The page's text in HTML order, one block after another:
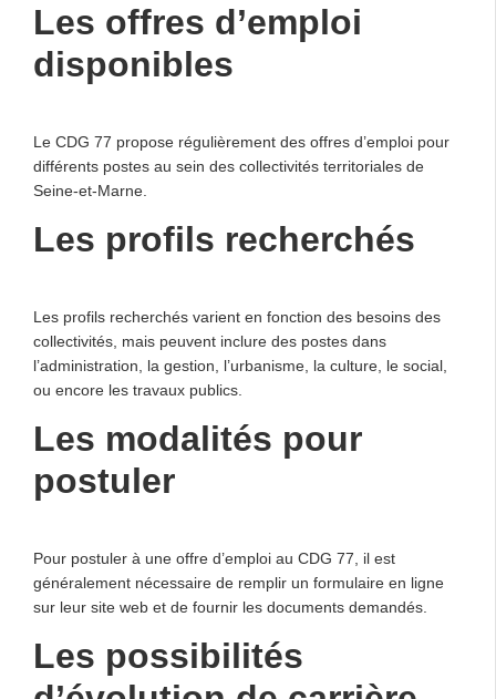
Les offres d’emploi
disponibles
Le CDG 77 propose régulièrement des offres d’emploi pour
différents postes au sein des collectivités territoriales de
Seine-et-Marne.
Les profils recherchés
Les profils recherchés varient en fonction des besoins des
collectivités, mais peuvent inclure des postes dans
l’administration, la gestion, l’urbanisme, la culture, le social,
ou encore les travaux publics.
Les modalités pour
postuler
Pour postuler à une offre d’emploi au CDG 77, il est
généralement nécessaire de remplir un formulaire en ligne
sur leur site web et de fournir les documents demandés.
Les possibilités